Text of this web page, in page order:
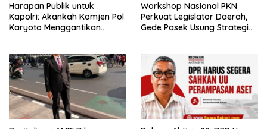
Harapan Publik untuk
Kapolri: Akankah Komjen Pol
Karyoto Menggantikan
Workshop Nasional PKN
Perkuat Legislator Daerah,
Gede Pasek Usung Strategi